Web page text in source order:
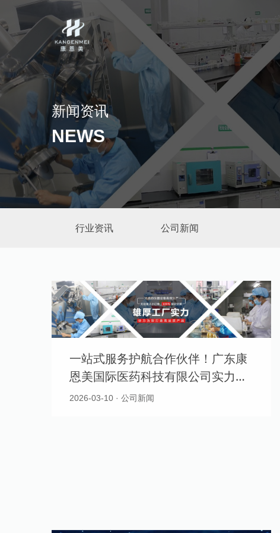
新闻资讯
NEWS
行业资讯 公司新闻
一站式服务护航合作伙伴！广东康
恩美国际医药科技有限公司实力出
圈
2026-03-10 · 公司新闻